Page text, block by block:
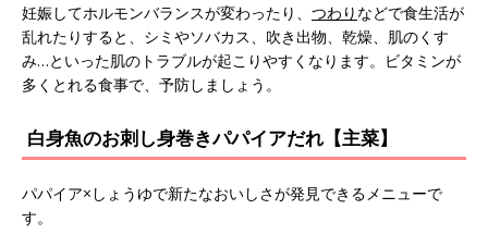
妊娠してホルモンバランスが変わったり、 つわり などで食生活が
乱れたりすると、シミやソバカス、吹き出物、乾燥、肌のくす
み…といった肌のトラブルが起こりやすくなります。ビタミンが
多くとれる食事で、予防しましょう。
白身魚のお刺し身巻きパパイアだれ【主菜】
パパイア×しょうゆで新たなおいしさが発見できるメニューで
す。